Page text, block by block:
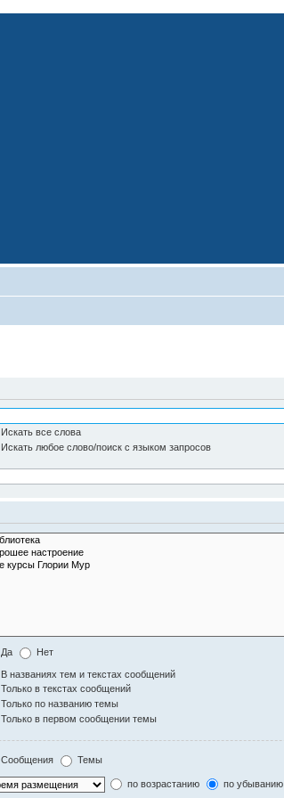
Искать все слова
Искать любое слово/поиск с языком запросов
Да Нет
В названиях тем и текстах сообщений
Только в текстах сообщений
Только по названию темы
Только в первом сообщении темы
Сообщения Темы
по возрастанию по убыванию